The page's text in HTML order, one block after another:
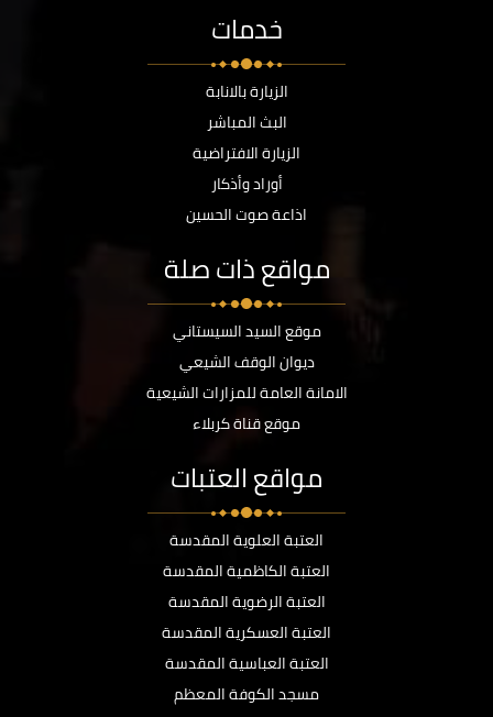
خدمات
الزيارة بالانابة
البث المباشر
الزيارة الافتراضية
أوراد وأذكار
اذاعة صوت الحسين
مواقع ذات صلة
موقع السيد السيستاني
ديوان الوقف الشيعي
الامانة العامة للمزارات الشيعية
موقع قناة كربلاء
مواقع العتبات
العتبة العلوية المقدسة
العتبة الكاظمية المقدسة
العتبة الرضوية المقدسة
العتبة العسكرية المقدسة
العتبة العباسية المقدسة
مسجد الكوفة المعظم